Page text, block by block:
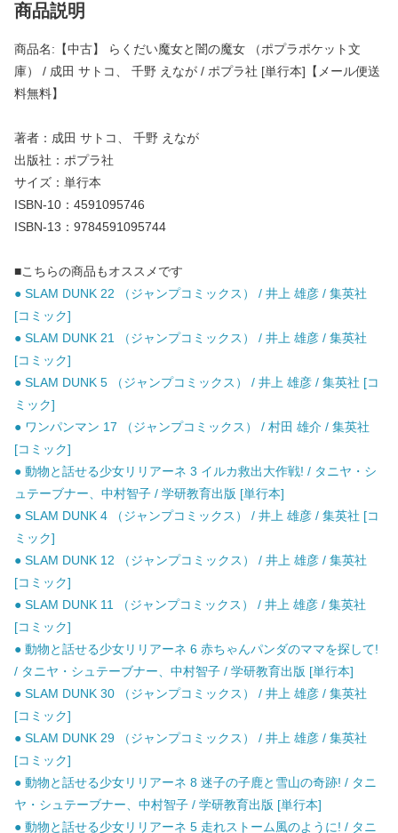
商品説明
商品名:【中古】 らくだい魔女と闇の魔女 （ポプラポケット文
庫） / 成田 サトコ、 千野 えなが / ポプラ社 [単行本]【メール便送
料無料】
著者：成田 サトコ、 千野 えなが
出版社：ポプラ社
サイズ：単行本
ISBN-10：4591095746
ISBN-13：9784591095744
■こちらの商品もオススメです
● SLAM DUNK 22 （ジャンプコミックス） / 井上 雄彦 / 集英社
[コミック]
● SLAM DUNK 21 （ジャンプコミックス） / 井上 雄彦 / 集英社
[コミック]
● SLAM DUNK 5 （ジャンプコミックス） / 井上 雄彦 / 集英社 [コ
ミック]
● ワンパンマン 17 （ジャンプコミックス） / 村田 雄介 / 集英社
[コミック]
● 動物と話せる少女リリアーネ 3 イルカ救出大作戦! / タニヤ・シ
ュテーブナー、中村智子 / 学研教育出版 [単行本]
● SLAM DUNK 4 （ジャンプコミックス） / 井上 雄彦 / 集英社 [コ
ミック]
● SLAM DUNK 12 （ジャンプコミックス） / 井上 雄彦 / 集英社
[コミック]
● SLAM DUNK 11 （ジャンプコミックス） / 井上 雄彦 / 集英社
[コミック]
● 動物と話せる少女リリアーネ 6 赤ちゃんパンダのママを探して!
/ タニヤ・シュテーブナー、中村智子 / 学研教育出版 [単行本]
● SLAM DUNK 30 （ジャンプコミックス） / 井上 雄彦 / 集英社
[コミック]
● SLAM DUNK 29 （ジャンプコミックス） / 井上 雄彦 / 集英社
[コミック]
● 動物と話せる少女リリアーネ 8 迷子の子鹿と雪山の奇跡! / タニ
ヤ・シュテーブナー、中村智子 / 学研教育出版 [単行本]
● 動物と話せる少女リリアーネ 5 走れストーム風のように! / タニ